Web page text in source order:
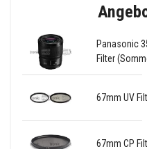
Panasonic
Filter
67mm UV
67mm CP